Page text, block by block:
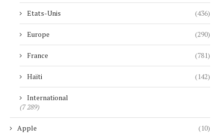
Etats-Unis (436)
Europe (290)
France (781)
Haïti (142)
International
(7 289)
Apple (10)